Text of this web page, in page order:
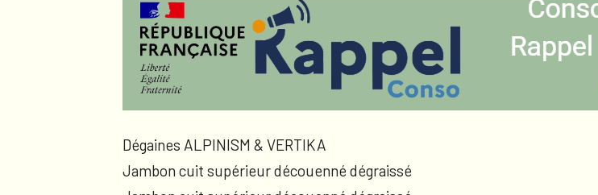
Dégaines ALPINISM & VERTIKA
Jambon cuit supérieur découenné dégraissé